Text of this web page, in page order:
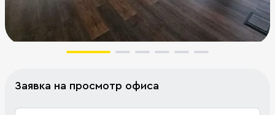
Заявка на просмотр офиса